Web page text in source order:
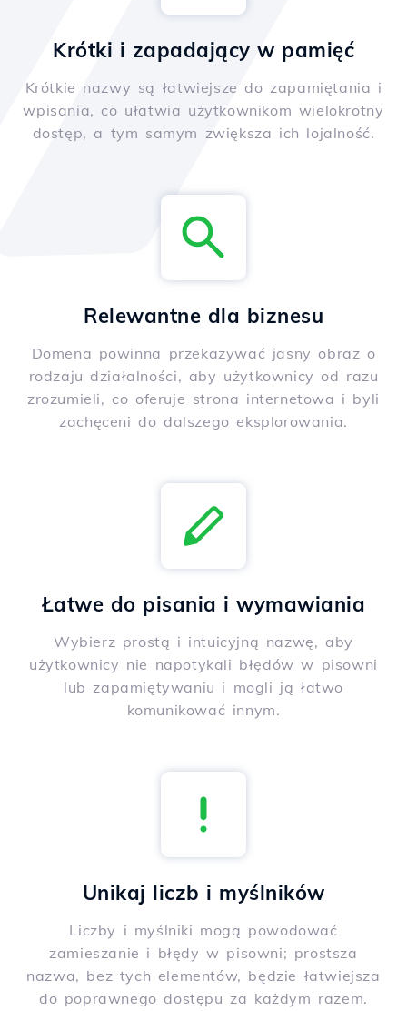
Krótki i zapadający w pamięć
Krótkie nazwy są łatwiejsze do zapamiętania i
wpisania, co ułatwia użytkownikom wielokrotny
dostęp, a tym samym zwiększa ich lojalność.
Relewantne dla biznesu
Domena powinna przekazywać jasny obraz o
rodzaju działalności, aby użytkownicy od razu
zrozumieli, co oferuje strona internetowa i byli
zachęceni do dalszego eksplorowania.
Łatwe do pisania i wymawiania
Wybierz prostą i intuicyjną nazwę, aby
użytkownicy nie napotykali błędów w pisowni
lub zapamiętywaniu i mogli ją łatwo
komunikować innym.
Unikaj liczb i myślników
Liczby i myślniki mogą powodować
zamieszanie i błędy w pisowni; prostsza
nazwa, bez tych elementów, będzie łatwiejsza
do poprawnego dostępu za każdym razem.